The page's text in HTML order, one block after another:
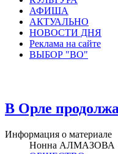
АФИША
АКТУАЛЬНО
НОВОСТИ ДНЯ
Реклама на сайте
ВЫБОР "ВО"
В Орле
Информация о материале
Нонна АЛМАЗОВА